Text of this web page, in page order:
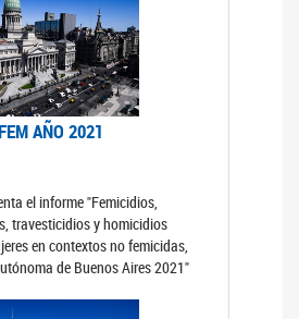
AÑO 2021
el informe "Femicidios,
travesticidios y homicidios
en contextos no femicidas,
de Buenos Aires 2021"